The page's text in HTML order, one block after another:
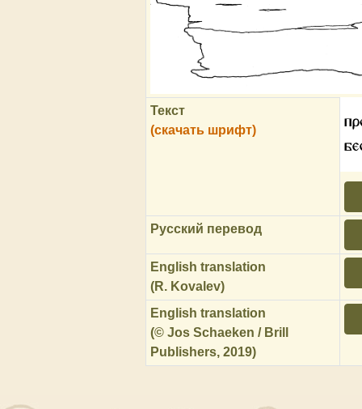
Текст
(скачать шрифт)
Русский перевод
English translation
(R. Kovalev)
English translation
(© Jos Schaeken / Brill
Publishers, 2019)